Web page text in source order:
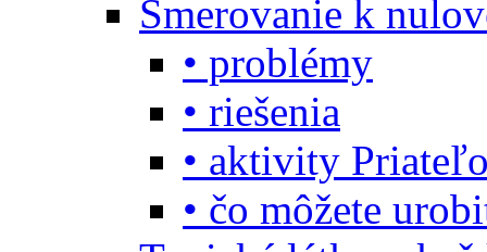
Smerovanie k
• problémy
• riešenia
• aktivity
• čo môžete